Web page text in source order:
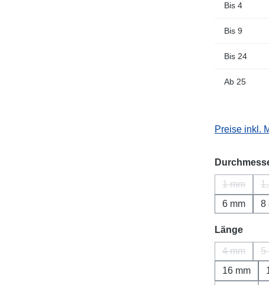
Bis 4
Bis 9
Bis 24
Ab 25
Preise inkl.
1 mm
(Diese
6 mm
8
Länge
4 mm
(Diese
5
16 mm